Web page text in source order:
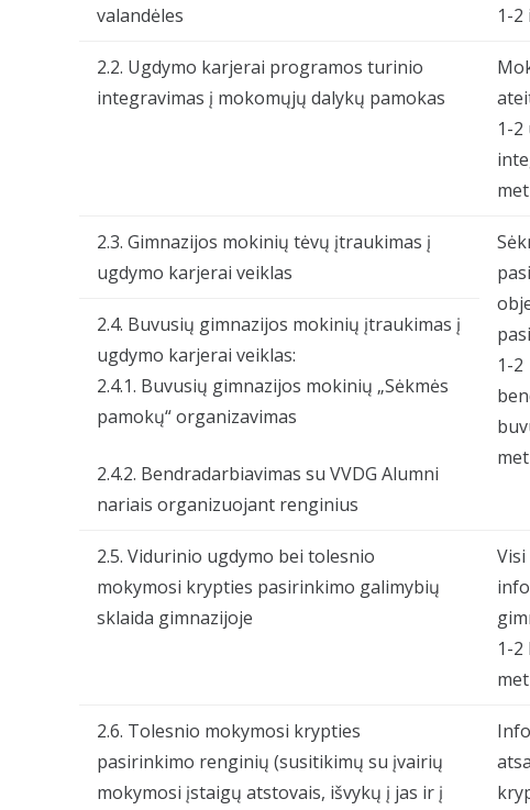
valandėles
1-2
2.2. Ugdymo karjerai programos turinio
integravimas į mokomųjų dalykų pamokas
1-
2.3. Gimnazijos mokinių tėvų įtraukimas į
ugdymo karjerai veiklas
1-
2.4. Buvusių gimnazijos mokinių įtraukimas į
ugdymo karjerai veiklas:
2.4.1. Buvusių gimnazijos mokinių „Sėkmės
pamokų“ organizavimas
2.4.2. Bendradarbiavimas su VVDG Alumni
nariais organizuojant renginius
2.5. Vidurinio ugdymo bei tolesnio
mokymosi krypties pasirinkimo galimybių
sklaida gimnazijoje
1-
2.6. Tolesnio mokymosi krypties
pasirinkimo renginių (susitikimų su įvairių
mokymosi įstaigų atstovais, išvykų į jas ir į